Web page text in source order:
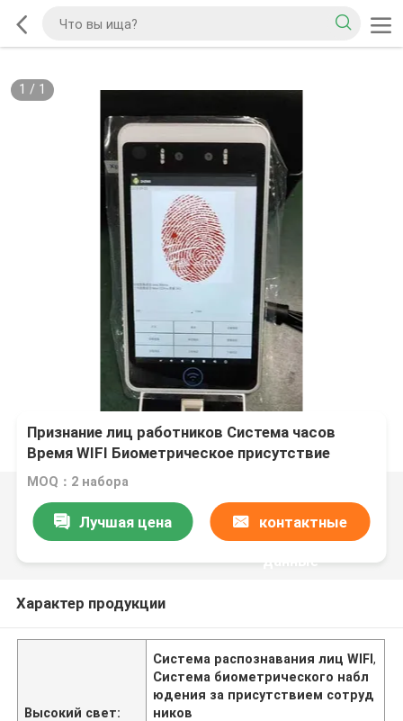
1 / 1
Признание лиц работников Система часов
Время WIFI Биометрическое присутствие
MOQ：2 набора
Лучшая цена контактные
данные
Характер продукции
Высокий свет:
Система распознавания лиц WIFI,
Система биометрического набл
юдения за присутствием сотруд
ников